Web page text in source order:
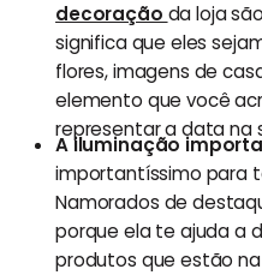
decoração da loja
significa que eles
flores, imagens de
elemento que você
representar a data na
A iluminação
importantíssimo para
Namorados de
porque ela te ajuda a
produtos que estão